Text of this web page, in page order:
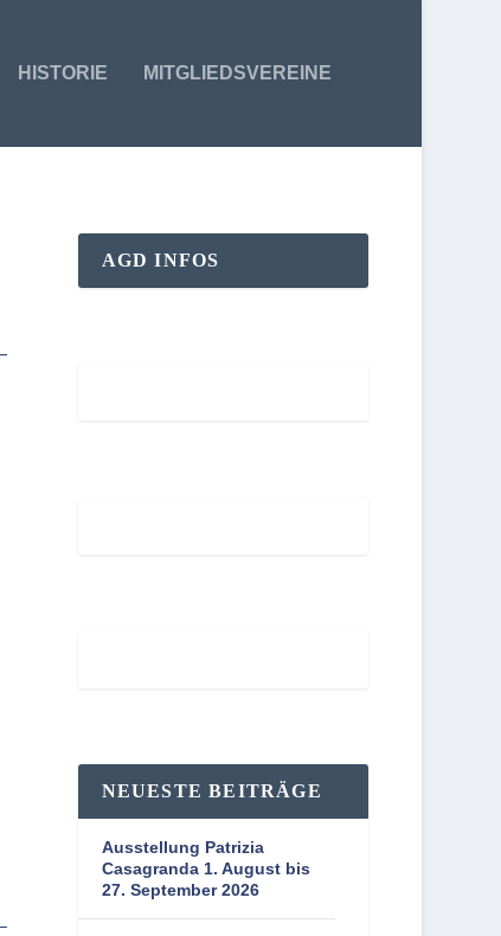
HISTORIE MITGLIEDSVEREINE
AGD INFOS
NEUESTE BEITRÄGE
Ausstellung Patrizia
Casagranda 1. August bis
27. September 2026